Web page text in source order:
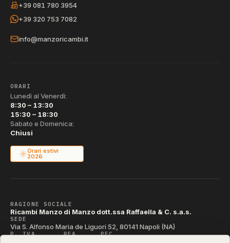
+39 081 780 3954
+39 320 753 7082
info@manzoricambi.it
ORARI
Lunedì al Venerdì:
8:30 – 13:30
15:30 – 18:30
Sabato e Domenica:
Chiusi
Orari estivi
2026
RAGIONE SOCIALE
Ricambi Manzo di Manzo dott.ssa Raffaella & C. s.a.s.
SEDE
Via S. Alfonso Maria de Liguori 52, 80141 Napoli (NA)
P. IVA REA PEC